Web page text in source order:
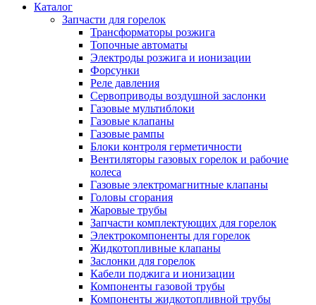
Каталог
Запчасти для горелок
Трансформаторы розжига
Топочные автоматы
Электроды розжига и ионизации
Форсунки
Реле давления
Сервоприводы воздушной заслонки
Газовые мультиблоки
Газовые клапаны
Газовые рампы
Блоки контроля герметичности
Вентиляторы газовых горелок и рабочие
колеса
Газовые электромагнитные клапаны
Головы сгорания
Жаровые трубы
Запчасти комплектующих для горелок
Электрокомпоненты для горелок
Жидкотопливные клапаны
Заслонки для горелок
Кабели поджига и ионизации
Компоненты газовой трубы
Компоненты жидкотопливной трубы